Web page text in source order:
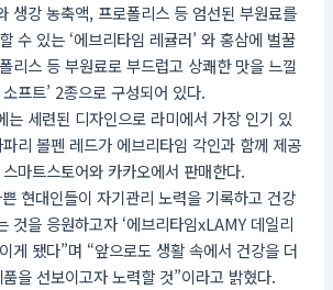
생강 농축액, 프로폴리스 등 엄선된 부원료를
수 있는 ‘에브리타임 레귤러’ 와 홍삼에 벌꿀
리스 등 부원료로 부드럽고 상쾌한 맛을 느낄
프트’ 2종으로 구성되어 있다.
는 세련된 디자인으로 라미에서 가장 인기 있
리 볼펜 레드가 에브리타임 각인과 함께 제공
마트스토어와 카카오에서 판매한다.
현대인들이 자기관리 노력을 기록하고 건강
것을 응원하고자 ‘에브리타임xLAMY 데일리
게 됐다”며 “앞으로도 생활 속에서 건강을 더
을 선보이고자 노력할 것”이라고 밝혔다.